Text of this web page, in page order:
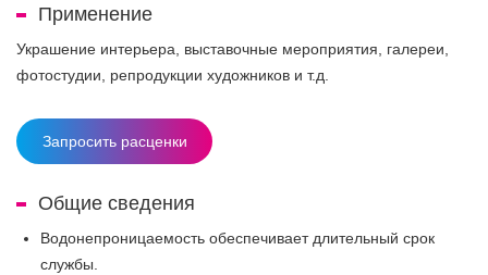
Применение
Украшение интерьера, выставочные мероприятия, галереи,
фотостудии, репродукции художников и т.д.
Запросить расценки
Общие сведения
Водонепроницаемость обеспечивает длительный срок
службы.